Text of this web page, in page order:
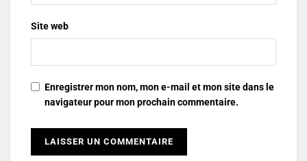
Site web
Enregistrer mon nom, mon e-mail et mon site dans le
navigateur pour mon prochain commentaire.